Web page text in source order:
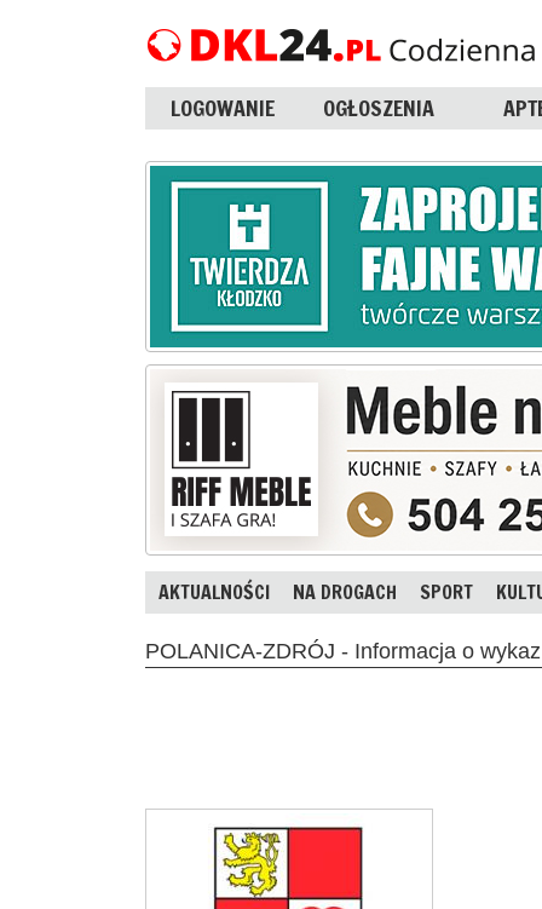
LOGOWANIE OGŁOSZENIA
AKTUALNOŚCI NA DROGACH SPORT
POLANICA-ZDRÓJ - Informacja o